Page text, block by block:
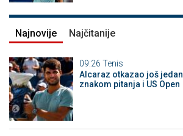
Najnovije Najčitanije
09:26 Tenis
Alcaraz otkazao još
znakom pitanja i US Open